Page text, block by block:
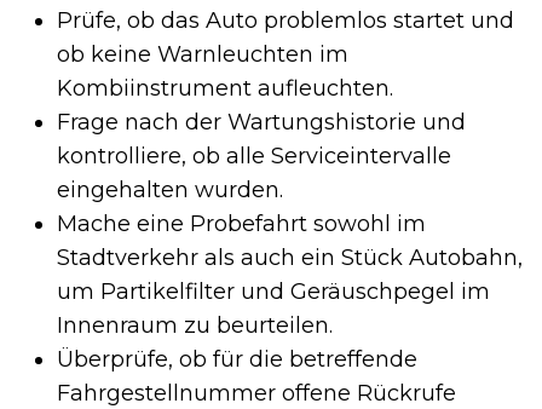
Prüfe, ob das Auto problemlos startet und
ob keine Warnleuchten im
Kombiinstrument aufleuchten.
Frage nach der Wartungshistorie und
kontrolliere, ob alle Serviceintervalle
eingehalten wurden.
Mache eine Probefahrt sowohl im
Stadtverkehr als auch ein Stück Autobahn,
um Partikelfilter und Geräuschpegel im
Innenraum zu beurteilen.
Überprüfe, ob für die betreffende
Fahrgestellnummer offene Rückrufe